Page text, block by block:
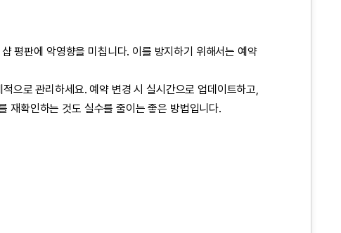
평판에 악영향을 미칩니다. 이를 방지하기 위해서는 예약
으로 관리하세요. 예약 변경 시 실시간으로 업데이트하고,
재확인하는 것도 실수를 줄이는 좋은 방법입니다.